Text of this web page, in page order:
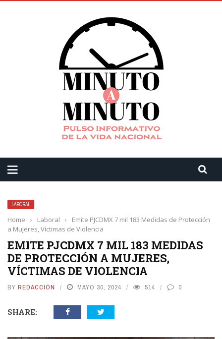
LABORAL
Home › Laboral ›
Emite PJCDMX 7 mil 183 Medidas de Protección
a Mujeres, Víctimas de Violencia
EMITE PJCDMX 7 MIL 183 MEDIDAS
DE PROTECCIÓN A MUJERES,
VÍCTIMAS DE VIOLENCIA
BY REDACCIÓN MAYO 30, 2024 514 0
SHARE: